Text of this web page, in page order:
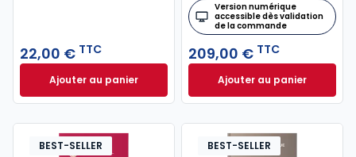
22,00 € TTC
Ajouter au panierCode civil 2027 annoté. Édition limitée à 22,00 € TTC
Version numérique
accessible dès validation
de la commande
209,00 € TTC
Ajouter au panier
Mémento Social
BEST-SELLER BEST-SELLER